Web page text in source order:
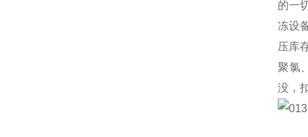
的一
冻设
压库
聚氯
没，